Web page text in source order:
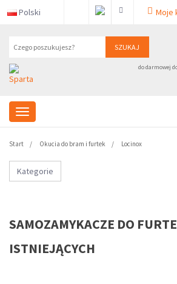
Polski Moje
SZUKAJ
do darmowej
Start Okucia do bram i furtek Locinox
Kategorie
SAMOZAMYKACZE DO
ISTNIEJĄCYCH